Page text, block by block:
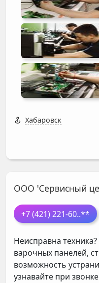
Хабаровск
ООО 'Сервисный
+7 (421) 221-60..**
Неисправна
варочных панелей,
возможность
узнавайте при звонке